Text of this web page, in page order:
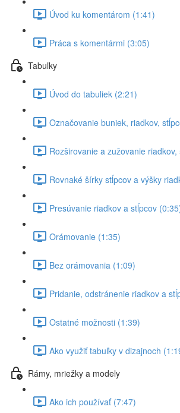
Úvod ku komentárom (1:41)
Práca s komentármi (3:05)
Tabuľky
Úvod do tabuliek (2:21)
Označovanie buniek, riadkov,
Rozširovanie a zužovanie
Rovnaké šírky stĺpcov a výšky
Presúvanie riadkov a stĺpcov
Orámovanie (1:35)
Bez orámovania (1:09)
Pridanie, odstránenie riadkov a
Ostatné možnosti (1:39)
Ako využiť tabuľky v dizajnoch
Rámy, mriežky a modely
Ako ich používať (7:47)